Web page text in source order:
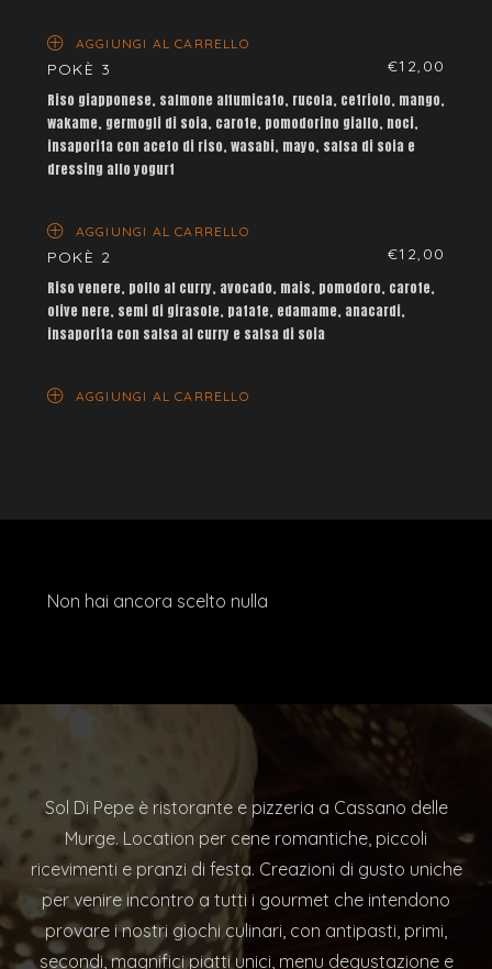
AGGIUNGI AL CARRELLO
POKÈ 3 €12,00
Riso giapponese, salmone affumicato, rucola, cetriolo, mango,
wakame, germogli di soia, carote, pomodorino giallo, noci,
insaporita con aceto di riso, wasabi, mayo, salsa di soia e
dressing allo yogurt
AGGIUNGI AL CARRELLO
POKÈ 2 €12,00
Riso venere, pollo al curry, avocado, mais, pomodoro, carote,
olive nere, semi di girasole, patate, edamame, anacardi,
insaporita con salsa al curry e salsa di soia
AGGIUNGI AL CARRELLO
Non hai ancora scelto nulla
Sol Di Pepe è ristorante e pizzeria a Cassano delle
Murge. Location per cene romantiche, piccoli
ricevimenti e pranzi di festa. Creazioni di gusto uniche
per venire incontro a tutti i gourmet che intendono
provare i nostri giochi culinari, con antipasti, primi,
secondi, magnifici piatti unici, menu degustazione e